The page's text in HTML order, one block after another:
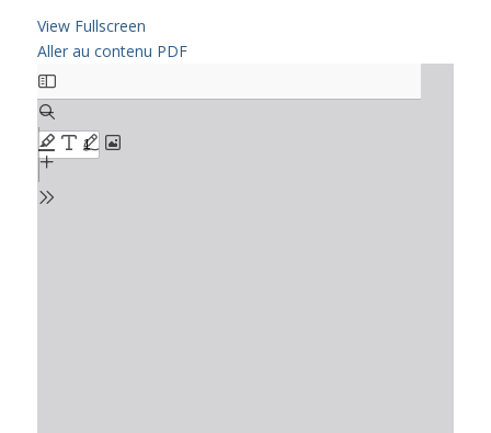
View Fullscreen
Aller au contenu PDF